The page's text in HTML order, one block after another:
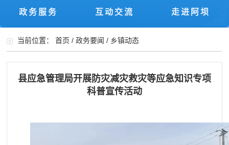
政务服务 互动交流 走进阿坝
当前位置：首页 /政务要闻 / 乡镇动态
县应急管理局开展防灾减灾救灾等应急知识专项
科普宣传活动